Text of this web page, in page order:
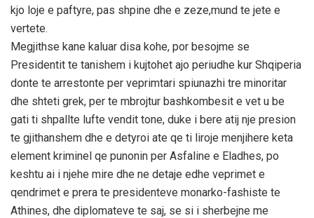
kjo loje e paftyre, pas shpine dhe e zeze,mund te jete e
vertete.
Megjithse kane kaluar disa kohe, por besojme se
Presidentit te tanishem i kujtohet ajo periudhe kur Shqiperia
donte te arrestonte per veprimtari spiunazhi tre minoritar
dhe shteti grek, per te mbrojtur bashkombesit e vet u be
gati ti shpallte lufte vendit tone, duke i bere atij nje presion
te gjithanshem dhe e detyroi ate qe ti liroje menjihere keta
element kriminel qe punonin per Asfaline e Eladhes, po
keshtu ai i njehe mire dhe ne detaje edhe veprimet e
qendrimet e prera te presidenteve monarko-fashiste te
Athines, dhe diplomateve te saj, se si i sherbejne me